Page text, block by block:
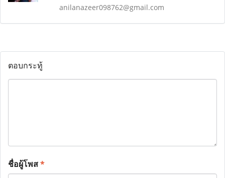
anilanazeer098762@gmail.com
ตอบกระทู้
ชื่อผู้โพส*